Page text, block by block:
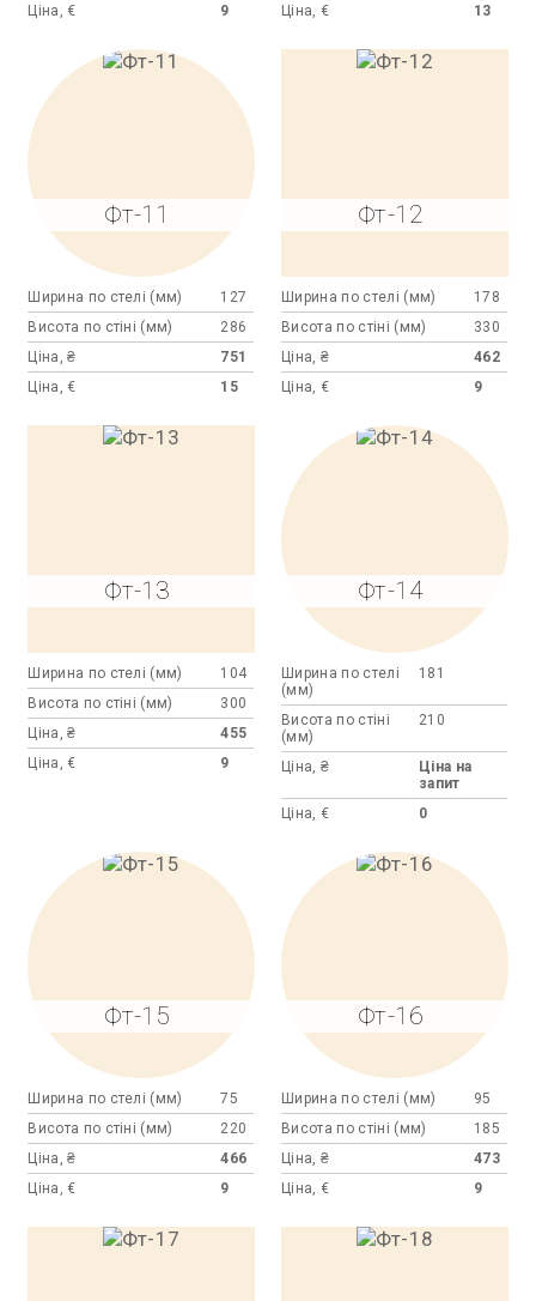
Ціна, €
9
Ціна, €
13
Фт-11
Ширина по стелі (мм)
127
Висота по стіні (мм)
286
Ціна, ₴
751
Ціна, €
15
Фт-12
Ширина по стелі (мм)
178
Висота по стіні (мм)
330
Ціна, ₴
462
Ціна, €
9
Фт-13
Ширина по стелі (мм)
104
Висота по стіні (мм)
300
Ціна, ₴
455
Ціна, €
9
Фт-14
Ширина по стелі
(мм)
181
Висота по стіні
(мм)
210
Ціна, ₴
Ціна на
запит
Ціна, €
0
Фт-15
Ширина по стелі (мм)
75
Висота по стіні (мм)
220
Ціна, ₴
466
Ціна, €
9
Фт-16
Ширина по стелі (мм)
95
Висота по стіні (мм)
185
Ціна, ₴
473
Ціна, €
9